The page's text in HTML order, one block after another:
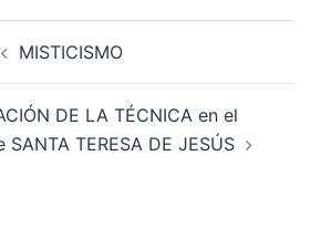
MISTICISMO
DE LA TÉCNICA en el
TERESA DE JESÚS